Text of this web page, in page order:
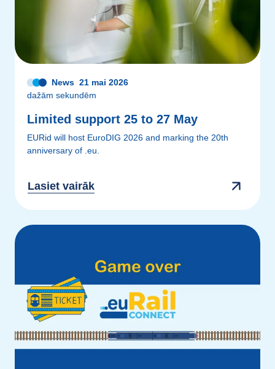
News 21 mai 2026
dažām sekundēm
Limited support 25 to 27 May
EURid will host EuroDIG 2026 and marking the 20th
anniversary of .eu.
Lasiet vairāk